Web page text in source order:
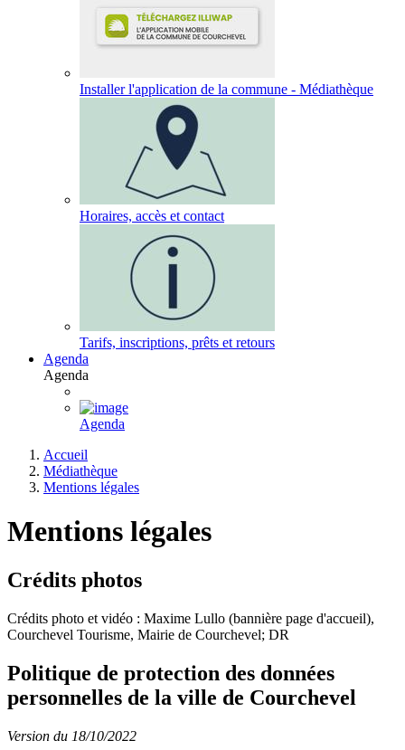
Installer l'application de la commune - Médiathèque
Horaires, accès et contact
Tarifs, inscriptions, prêts et retours
Agenda
Agenda
Agenda
Accueil
Médiathèque
Mentions légales
Mentions légales
Crédits photos
Crédits photo et vidéo : Maxime Lullo (bannière page d'accueil),
Courchevel Tourisme, Mairie de Courchevel; DR
Politique de protection des données
personnelles de la ville de Courchevel
Version du 18/10/2022